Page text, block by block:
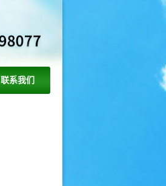
联系我们